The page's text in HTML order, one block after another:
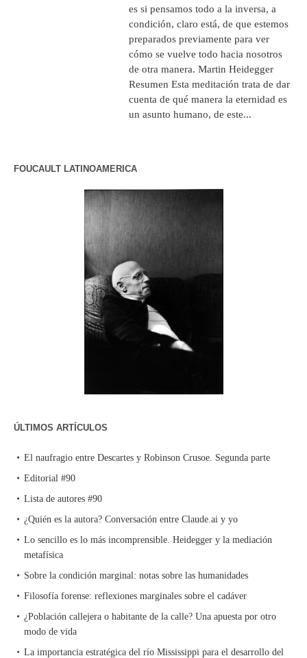
es si pensamos todo a la inversa, a
condición, claro está, de que estemos
preparados previamente para ver
cómo se vuelve todo hacia nosotros
de otra manera. Martin Heidegger
Resumen Esta meditación trata de dar
cuenta de qué manera la eternidad es
un asunto humano, de este...
FOUCAULT LATINOAMERICA
ÚLTIMOS ARTÍCULOS
El naufragio entre Descartes y Robinson Crusoe. Segunda parte
Editorial #90
Lista de autores #90
¿Quién es la autora? Conversación entre Claude.ai y yo
Lo sencillo es lo más incomprensible. Heidegger y la mediación
metafísica
Sobre la condición marginal: notas sobre las humanidades
Filosofía forense: reflexiones marginales sobre el cadáver
¿Población callejera o habitante de la calle? Una apuesta por otro
modo de vida
La importancia estratégica del río Mississippi para el desarrollo del